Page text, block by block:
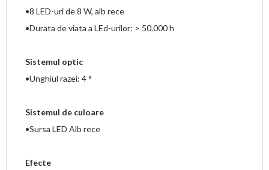
•8 LED-uri de 8 W, alb rece
•Durata de viata a LEd-urilor: > 50.000 h
Sistemul optic
•Unghiul razei: 4 °
Sistemul de culoare
•Sursa LED Alb rece
Efecte